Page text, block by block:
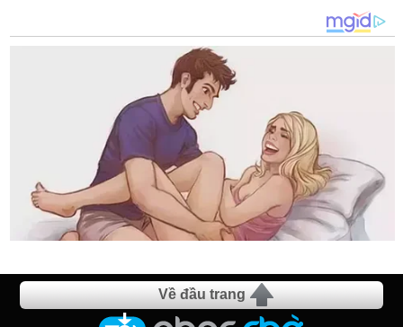
Về đầu trang